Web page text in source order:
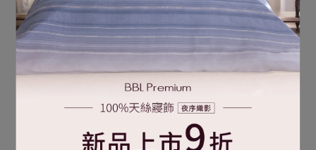
【韋克漢上尉】100%天絲
纖維.印花加大被套
NT$5,000
莉迪亞公主-100%天絲纖
維.印花加大被套
NT$5,000